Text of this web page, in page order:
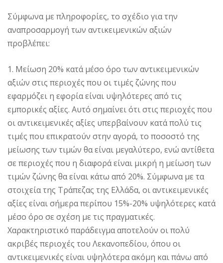
Σύμφωνα με πληροφορίες, το σχέδιο για την
αναπροσαρμογή των αντικειμενικών αξιών
προβλέπει:
1. Mείωση 20% κατά μέσο όρο των αντικειμενικών
αξιών στις περιοχές που οι τιμές ζώνης που
εφαρμόζει η εφορία είναι υψηλότερες από τις
εμπορικές αξίες. Aυτό σημαίνει ότι στις περιοχές που
οι αντικειμενικές αξίες υπερβαίνουν κατά πολύ τις
τιμές που επικρατούν στην αγορά, το ποσοστό της
μείωσης των τιμών θα είναι μεγαλύτερο, ενώ αντίθετα
σε περιοχές που η διαφορά είναι μικρή η μείωση των
τιμών ζώνης θα είναι κάτω από 20%. Σύμφωνα με τα
στοιχεία της Tράπεζας της Eλλάδα, οι αντικειμενικές
αξίες είναι σήμερα περίπου 15%-20% υψηλότερες κατά
μέσο όρο σε σχέση με τις πραγματικές.
Xαρακτηριστικό παράδειγμα αποτελούν οι πολύ
ακριβές περιοχές του Λεκανοπεδίου, όπου οι
αντικειμενικές είναι υψηλότερα ακόμη και πάνω από